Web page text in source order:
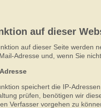
auf dieser
auf dieser Seite werden
Adresse und, wenn Sie
speichert die IP-
prüfen, benötigen wir
Verfasser vorgehen zu